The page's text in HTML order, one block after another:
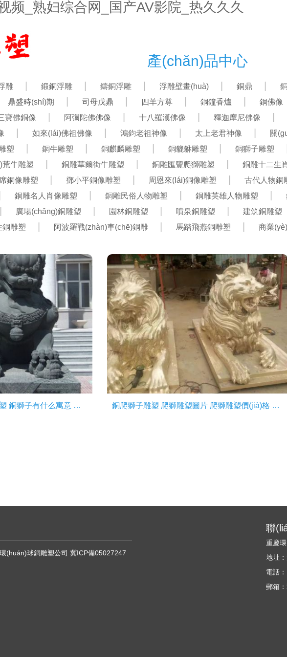
频_熟妇综合网_国产AV影院_热久久久
產(chǎn)品中心
雕 鍛銅浮雕 鑄銅浮雕 浮雕壁畫(huà) 銅鼎
鼎盛時(shí)期 司母戊鼎 四羊方尊 銅鐘香爐 銅佛像
寶佛銅像 阿彌陀佛佛像 十八羅漢佛像 釋迦摩尼佛像
如來(lái)佛祖佛像 鴻鈞老祖神像 太上老君神像 關
塑 銅牛雕塑 銅麒麟雕塑 銅貔貅雕塑 銅獅子雕塑
荒牛雕塑 銅雕華爾街牛雕塑 銅雕匯豐爬獅雕塑 銅雕十二生
銅像雕塑 鄧小平銅像雕塑 周恩來(lái)銅像雕塑 古代人物銅
銅雕名人肖像雕塑 銅雕民俗人物雕塑 銅雕英雄人物雕塑
廣場(chǎng)銅雕塑 園林銅雕塑 噴泉銅雕塑 建筑銅雕塑
銅雕塑
阿波羅戰(zhàn)車(chē)銅雕 馬踏飛燕銅雕塑 商業
公司門(mén)口銅獅子雕塑 銅獅子有什么寓意 銅獅子擺放要求 銅爬獅子雕塑 爬獅雕塑圖片 爬獅雕塑價(jià)格 爬獅雕塑設(shè)計(jì)
(huán)球銅雕塑公司 冀ICP備05027247
聯
重慶
地址
電話
郵箱